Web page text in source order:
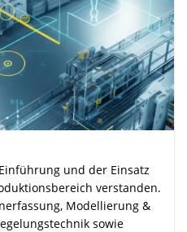
und der Einsatz
verstanden.
Modellierung &
sowie